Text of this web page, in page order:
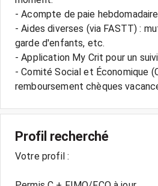
- Acompte de paie
- Aides diverses (via FASTT) :
garde d'enfants, etc.
- Application My Crit pour un
- Comité Social et Économique
Profil recherché
Votre profil :